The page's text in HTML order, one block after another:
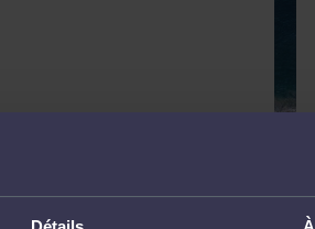
du Barreau de Lille.
les consultations